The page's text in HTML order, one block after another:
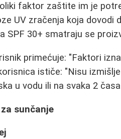
faktor zaštite im je
UV zračenja koja dovodi
SPF 30+ smatraju se
primećuje: "Faktori
ističe: "Nisu
u vodu ili na svaka 2
sunčanje